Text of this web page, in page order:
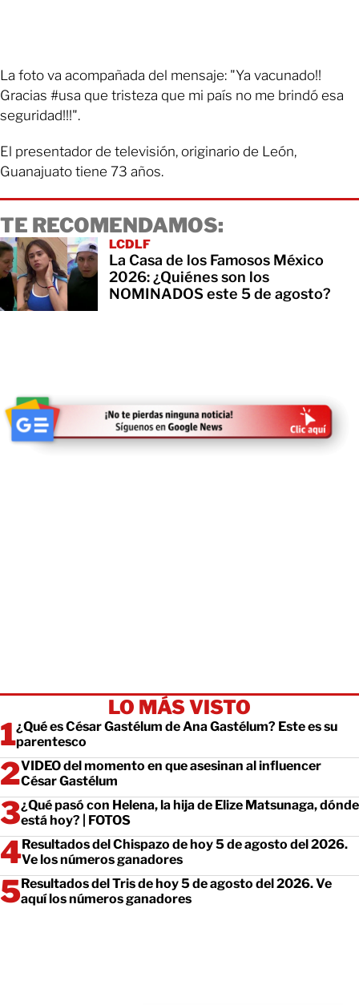
La foto va acompañada del mensaje: "Ya vacunado!!
Gracias #usa que tristeza que mi país no me brindó esa
seguridad!!!".
El presentador de televisión, originario de León,
Guanajuato tiene 73 años.
TE RECOMENDAMOS:
LCDLF
La Casa de los Famosos México
2026: ¿Quiénes son los
NOMINADOS este 5 de agosto?
LO MÁS VISTO
¿Qué es César Gastélum de Ana Gastélum? Este es su
parentesco
VIDEO del momento en que asesinan al influencer
César Gastélum
¿Qué pasó con Helena, la hija de Elize Matsunaga, dónde
está hoy? | FOTOS
Resultados del Chispazo de hoy 5 de agosto del 2026.
Ve los números ganadores
Resultados del Tris de hoy 5 de agosto del 2026. Ve
aquí los números ganadores